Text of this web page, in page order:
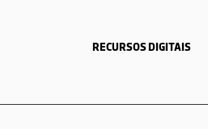
RECURSOS DIGITAIS